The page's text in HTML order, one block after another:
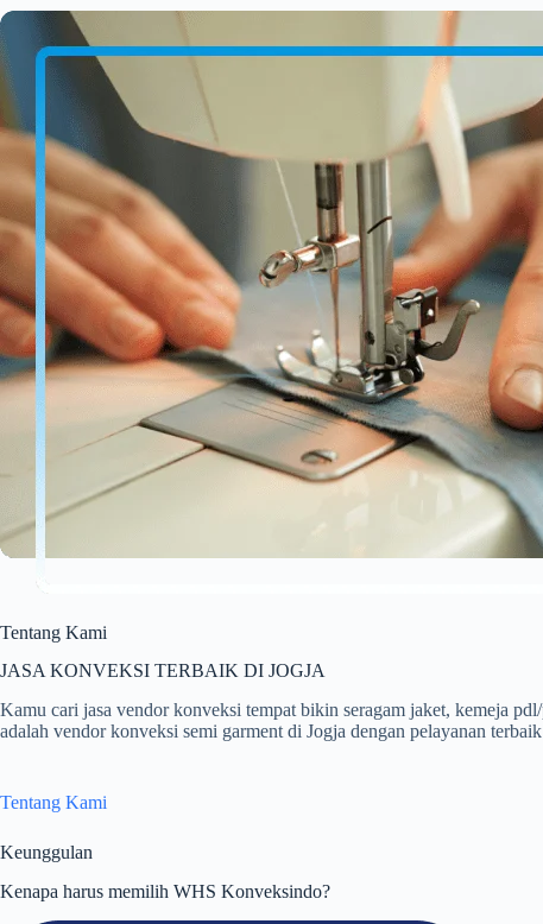
Tentang Kami
JASA KONVEKSI TERBAIK DI JOGJA
Kamu cari jasa vendor konveksi tempat bikin seragam jaket, kemeja
adalah vendor konveksi semi garment di Jogja dengan pelayanan
Tentang Kami
Keunggulan
Kenapa harus memilih WHS Konveksindo?